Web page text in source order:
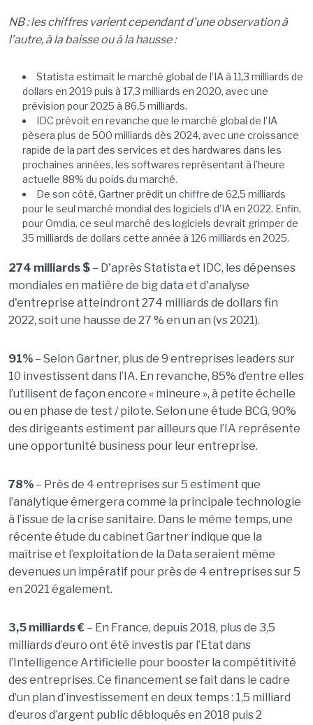
NB : les chiffres varient cependant d’une observation à
l’autre, à la baisse ou à la hausse :
Statista estimait le marché global de l’IA à 11,3 milliards de
dollars en 2019 puis à 17,3 milliards en 2020, avec une
prévision pour 2025 à 86,5 milliards.
IDC prévoit en revanche que le marché global de l’IA
pèsera plus de 500 milliards dès 2024, avec une croissance
rapide de la part des services et des hardwares dans les
prochaines années, les softwares représentant à l’heure
actuelle 88% du poids du marché.
De son côté, Gartner prédit un chiffre de 62,5 milliards
pour le seul marché mondial des logiciels d’IA en 2022. Enfin,
pour Omdia, ce seul marché des logiciels devrait grimper de
35 milliards de dollars cette année à 126 milliards en 2025.
274 milliards $ – D'après Statista et IDC, les dépenses
mondiales en matière de big data et d'analyse
d'entreprise atteindront 274 milliards de dollars fin
2022, soit une hausse de 27 % en un an (vs 2021).
91%– Selon Gartner, plus de 9 entreprises leaders sur
10 investissent dans l’IA. En revanche, 85% d’entre elles
l’utilisent de façon encore « mineure », à petite échelle
ou en phase de test / pilote. Selon une étude BCG, 90%
des dirigeants estiment par ailleurs que l’IA représente
une opportunité business pour leur entreprise.
78%– Près de 4 entreprises sur 5 estiment que
l’analytique émergera comme la principale technologie
à l’issue de la crise sanitaire. Dans le même temps, une
récente étude du cabinet Gartner indique que la
maîtrise et l’exploitation de la Data seraient même
devenues un impératif pour près de 4 entreprises sur 5
en 2021 également.
3,5 milliards €– En France, depuis 2018, plus de 3,5
milliards d’euro ont été investis par l’Etat dans
l’Intelligence Artificielle pour booster la compétitivité
des entreprises. Ce financement se fait dans le cadre
d’un plan d’investissement en deux temps : 1,5 milliard
d’euros d’argent public débloqués en 2018 puis 2